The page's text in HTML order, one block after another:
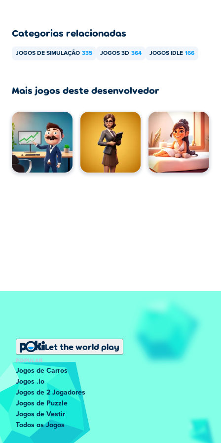
Categorias relacionadas
JOGOS DE SIMULAÇÃO 335 JOGOS 3D 364 JOGOS IDLE 166
Mais jogos deste desenvolvedor
Let the world play
POPULAR
Jogos de Carros
Jogos .io
Jogos de 2 Jogadores
Jogos de Puzzle
Jogos de Vestir
Todos os Jogos